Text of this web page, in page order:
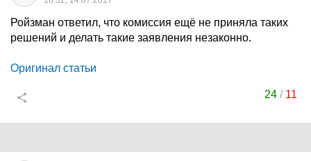
Ройзман ответил, что комиссия ещё не приняла таких
решений и делать такие заявления незаконно.
Оригинал статьи
24 / 11